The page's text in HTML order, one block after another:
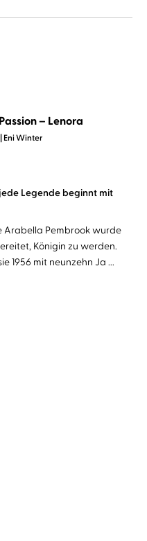
Eni Winter
– Lenora
Legende beginnt mit
Arabella Pembrook wurde
Königin zu werden.
1956 mit neunzehn Ja ...